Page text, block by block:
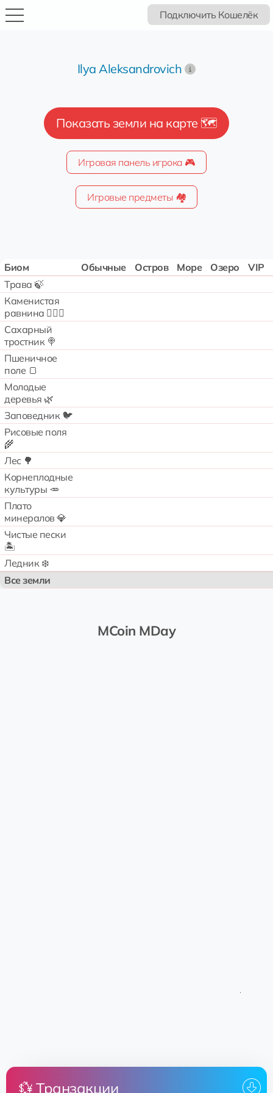
Подключить Кошелёк
Ilya Aleksandrovich
Показать земли на карте 🗺️
Игровая панель игрока 🎮
Игровые предметы 🏘️
Биом Обычные Остров Море Озеро
VIP
Трава 🍃
Каменистая
равнина 🧗🏻‍♂️
Сахарный
тростник 🍭
Пшеничное
поле 🍞
Молодые
деревья 🌿
Заповедник 🐦
Рисовые поля
🌾
Лес 🌳
Корнеплодные
культуры 🥕
Плато
минералов 💎
Чистые пески
🏝️
Ледник ❄️
Все земли
MCoin MDay
💱 Транзакции